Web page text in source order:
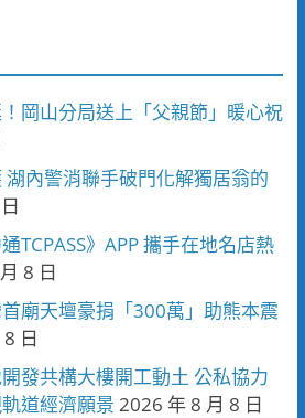
岡山分局送上「父親節」暖心祝
內警消聯手破門化解獨居翁的
TCPASS》APP 攜手在地名店熱
8 日
廟天壇豪捐「300萬」助熊本震
日
發共構大樓開工動土 公私協力
道經濟願景 2026 年 8 月 8 日